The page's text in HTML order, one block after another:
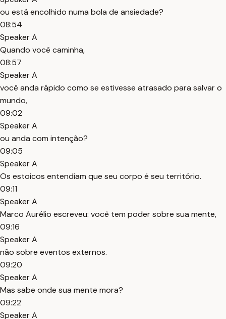
ou está encolhido numa bola de ansiedade?
08:54
Speaker A
Quando você caminha,
08:57
Speaker A
você anda rápido como se estivesse atrasado para salvar o
mundo,
09:02
Speaker A
ou anda com intenção?
09:05
Speaker A
Os estoicos entendiam que seu corpo é seu território.
09:11
Speaker A
Marco Aurélio escreveu: você tem poder sobre sua mente,
09:16
Speaker A
não sobre eventos externos.
09:20
Speaker A
Mas sabe onde sua mente mora?
09:22
Speaker A